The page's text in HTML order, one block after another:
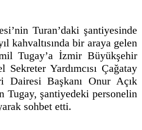
Turan’daki şantiyesinde
kahvaltısında bir araya gelen
Tugay’a İzmir Büyükşehir
Sekreter Yardımcısı Çağatay
Dairesi Başkanı Onur Açık
Tugay, şantiyedeki personelin
sohbet etti.